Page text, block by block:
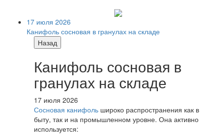
17 июля 2026
Канифоль сосновая в гранулах на складе
Назад
Канифоль сосновая в
гранулах на складе
17 июля 2026
Сосновая канифоль широко распространения как в
быту, так и на промышленном уровне. Она активно
используется: